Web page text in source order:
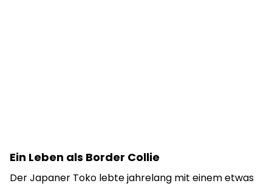
Ein Leben als Border Collie
Der Japaner Toko lebte jahrelang mit einem etwas